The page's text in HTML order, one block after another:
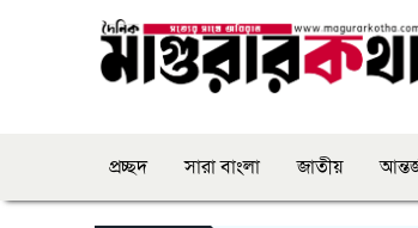
প্রচ্ছদ সারা বাংলা জাতীয়